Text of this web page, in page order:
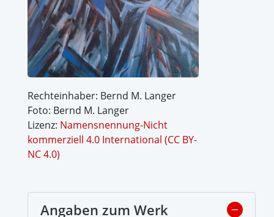
Rechteinhaber: Bernd M. Langer
Foto: Bernd M. Langer
Lizenz: Namensnennung-Nicht
kommerziell 4.0 International (CC BY-
NC 4.0)
Angaben zum Werk